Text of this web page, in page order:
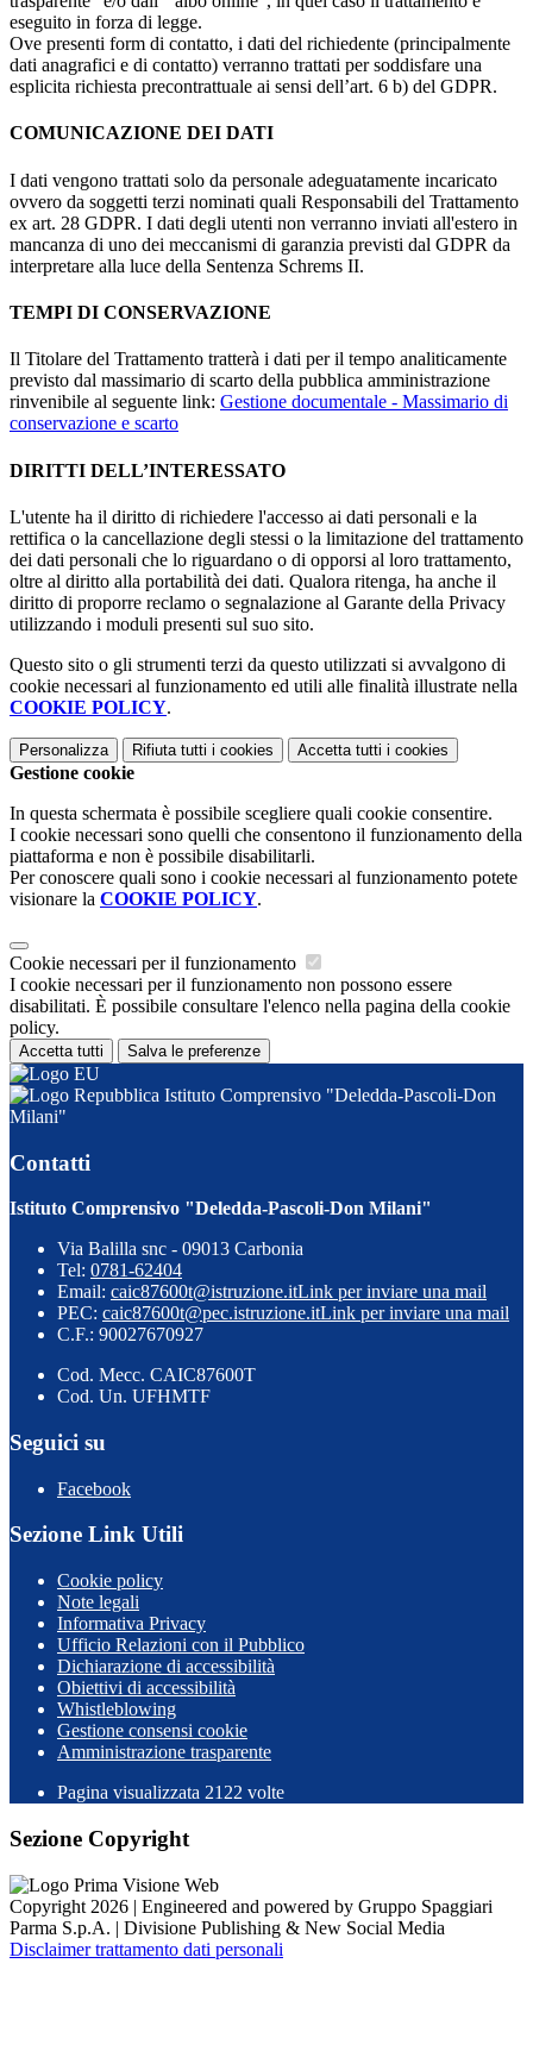
eseguito in forza di legge.
Ove presenti form di contatto, i dati del richiedente (principalmente
dati anagrafici e di contatto) verranno trattati per soddisfare una
esplicita richiesta precontrattuale ai sensi dell’art. 6 b) del GDPR.
COMUNICAZIONE DEI DATI
I dati vengono trattati solo da personale adeguatamente incaricato
ovvero da soggetti terzi nominati quali Responsabili del Trattamento
ex art. 28 GDPR. I dati degli utenti non verranno inviati all'estero in
mancanza di uno dei meccanismi di garanzia previsti dal GDPR da
interpretare alla luce della Sentenza Schrems II.
TEMPI DI CONSERVAZIONE
Il Titolare del Trattamento tratterà i dati per il tempo analiticamente
previsto dal massimario di scarto della pubblica amministrazione
rinvenibile al seguente link: Gestione documentale - Massimario di
conservazione e scarto
DIRITTI DELL’INTERESSATO
L'utente ha il diritto di richiedere l'accesso ai dati personali e la
rettifica o la cancellazione degli stessi o la limitazione del trattamento
dei dati personali che lo riguardano o di opporsi al loro trattamento,
oltre al diritto alla portabilità dei dati. Qualora ritenga, ha anche il
diritto di proporre reclamo o segnalazione al Garante della Privacy
utilizzando i moduli presenti sul suo sito.
Questo sito o gli strumenti terzi da questo utilizzati si avvalgono di
cookie necessari al funzionamento ed utili alle finalità illustrate nella
COOKIE POLICY.
Personalizza Rifiuta tutti i cookies Accetta tutti i cookies
Gestione cookie
In questa schermata è possibile scegliere quali cookie consentire.
I cookie necessari sono quelli che consentono il funzionamento della
piattaforma e non è possibile disabilitarli.
Per conoscere quali sono i cookie necessari al funzionamento potete
visionare la COOKIE POLICY.
Cookie necessari per il funzionamento
I cookie necessari per il funzionamento non possono essere
disabilitati. È possibile consultare l'elenco nella pagina della cookie
policy.
Accetta tutti Salva le preferenze
Istituto Comprensivo "Deledda-Pascoli-Don
Milani"
Contatti
Istituto Comprensivo "Deledda-Pascoli-Don Milani"
Via Balilla snc - 09013 Carbonia
Tel: 0781-62404
Email: caic87600t@istruzione.itLink per inviare una mail
PEC: caic87600t@pec.istruzione.itLink per inviare una mail
C.F.: 90027670927
Cod. Mecc. CAIC87600T
Cod. Un. UFHMTF
Seguici su
Facebook
Sezione Link Utili
Cookie policy
Note legali
Informativa Privacy
Ufficio Relazioni con il Pubblico
Dichiarazione di accessibilità
Obiettivi di accessibilità
Whistleblowing
Gestione consensi cookie
Amministrazione trasparente
Pagina visualizzata 2122 volte
Sezione Copyright
Copyright 2026 | Engineered and powered by Gruppo Spaggiari
Parma S.p.A. | Divisione Publishing & New Social Media
Disclaimer trattamento dati personali